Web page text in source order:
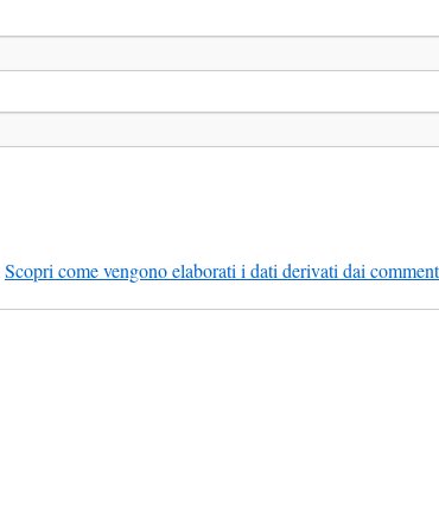
Scopri come vengono elaborati i dati derivati dai